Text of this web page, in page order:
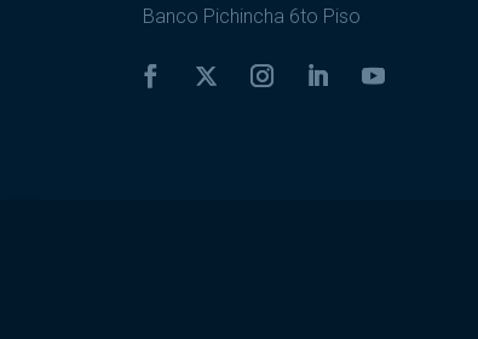
Banco Pichincha 6to Piso